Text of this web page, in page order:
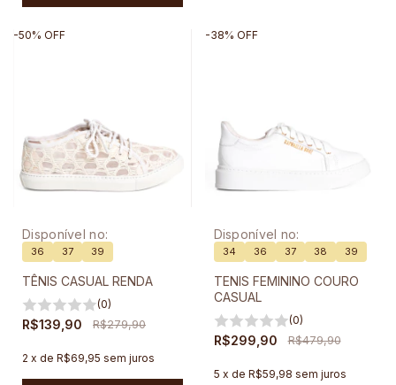
Disponível no:
36 37 39
TÊNIS CASUAL RENDA
(0)
R$139,90
-50% OFF
R$279,90
2 x de R$69,95 sem juros
Disponível no:
34 36 37 38 39
TENIS FEMININO COURO
CASUAL
(0)
R$299,90
-38% OFF
R$479,90
5 x de R$59,98 sem juros